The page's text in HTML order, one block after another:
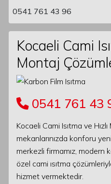
0541 761 43 96
Kocaeli Cami
Montaj
0541 761 43
Kocaeli Cami Isıtma ve
mekanlarınızda konforu
merkezli firmamız, modern
özel cami ısıtma
hizmet vermektedir.